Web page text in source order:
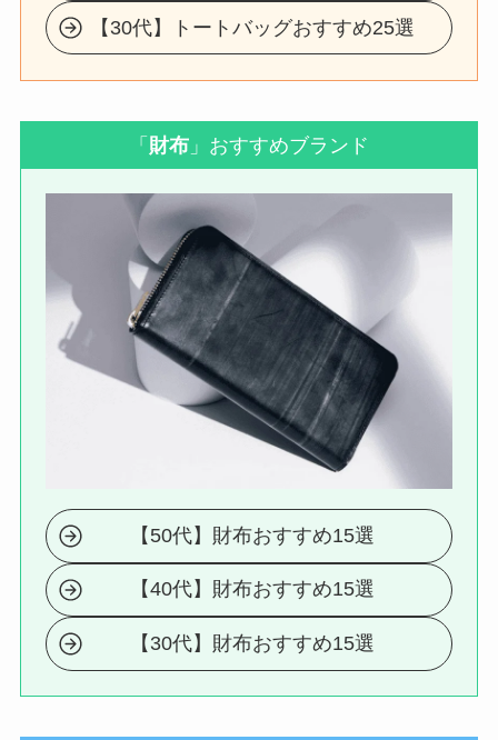
【30代】トートバッグおすすめ25選
「 財布 」おすすめブランド
【50代】財布おすすめ15選
【40代】財布おすすめ15選
【30代】財布おすすめ15選